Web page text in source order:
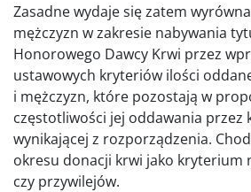
Zasadne wydaje się zatem
mężczyzn w zakresie nabywania
Honorowego Dawcy Krwi przez
ustawowych kryteriów ilości
i mężczyzn, które pozostają w
częstotliwości jej oddawania przez
wynikającej z rozporządzenia.
okresu donacji krwi jako kryterium
czy przywilejów.